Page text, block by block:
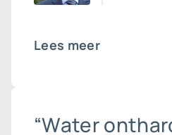
Lees meer
“Water